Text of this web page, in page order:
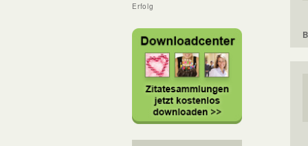
Erfolg